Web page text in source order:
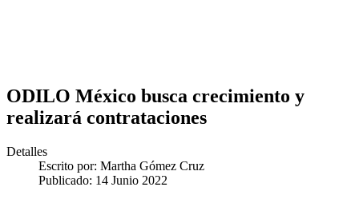
ODILO México busca crecimiento y
realizará contrataciones
Detalles
Escrito por: Martha Gómez Cruz
Publicado: 14 Junio 2022